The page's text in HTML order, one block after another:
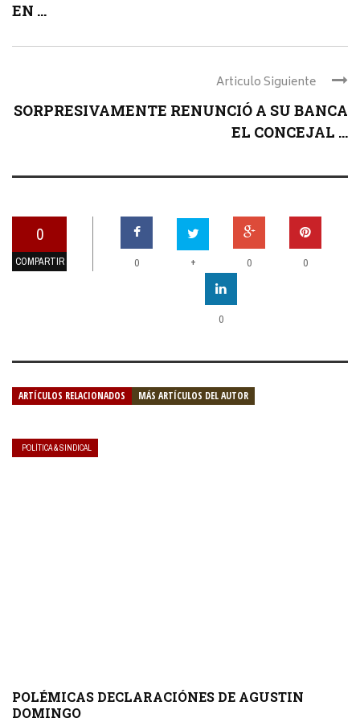
EN ...
Articulo Siguiente
SORPRESIVAMENTE RENUNCIÓ A SU BANCA
EL CONCEJAL ...
0
COMPARTIR 0 + 0 0
0
ARTÍCULOS RELACIONADOS MÁS ARTÍCULOS DEL AUTOR
POLÍTICA & SINDICAL
POLÉMICAS DECLARACIÓNES DE AGUSTIN
DOMINGO